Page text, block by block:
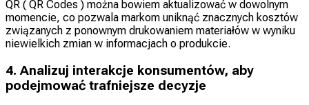
QR ( QR Codes ) można bowiem aktualizować w dowolnym
momencie, co pozwala markom uniknąć znacznych kosztów
związanych z ponownym drukowaniem materiałów w wyniku
niewielkich zmian w informacjach o produkcie.
4. Analizuj interakcje konsumentów, aby
podejmować trafniejsze decyzje